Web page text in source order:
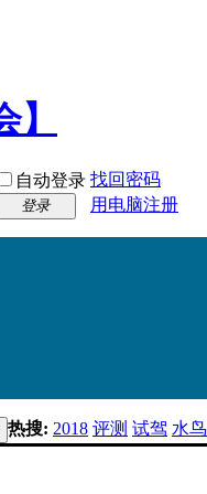
自动登录 找回密码
登录 用电脑注册
热搜: 2018 评测 试驾 水鸟